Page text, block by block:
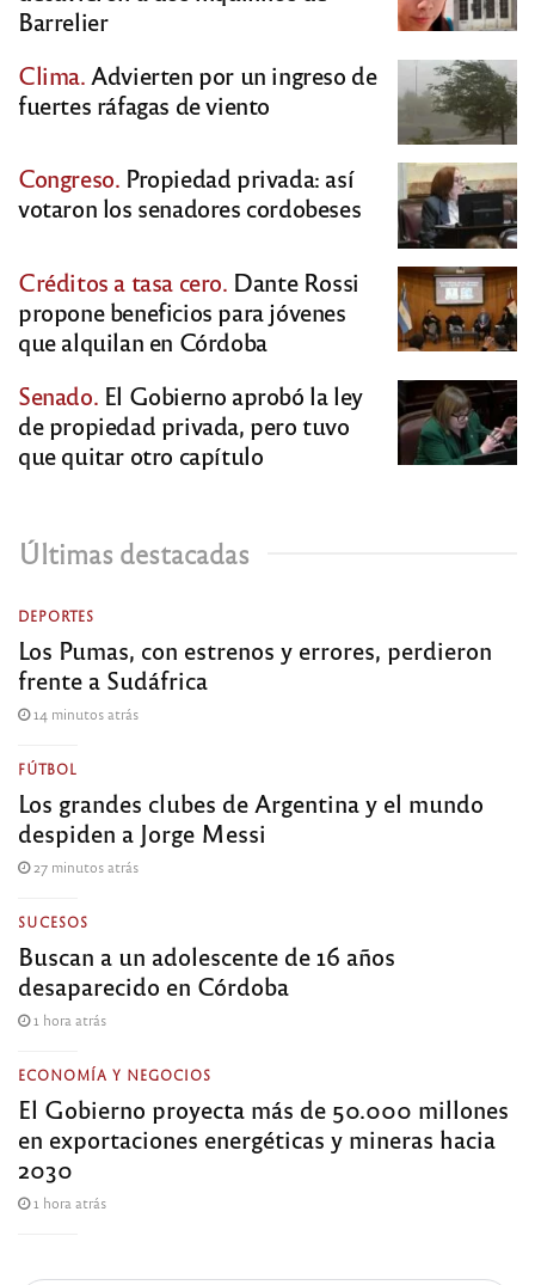
Barrelier
Clima. Advierten por un ingreso de
fuertes ráfagas de viento
Congreso. Propiedad privada: así
votaron los senadores cordobeses
Créditos a tasa cero. Dante Rossi
propone beneficios para jóvenes
que alquilan en Córdoba
Senado. El Gobierno aprobó la ley
de propiedad privada, pero tuvo
que quitar otro capítulo
Últimas destacadas
DEPORTES
Los Pumas, con estrenos y errores, perdieron
frente a Sudáfrica
14 minutos atrás
FÚTBOL
Los grandes clubes de Argentina y el mundo
despiden a Jorge Messi
27 minutos atrás
SUCESOS
Buscan a un adolescente de 16 años
desaparecido en Córdoba
1 hora atrás
ECONOMÍA Y NEGOCIOS
El Gobierno proyecta más de 50.000 millones
en exportaciones energéticas y mineras hacia
2030
1 hora atrás